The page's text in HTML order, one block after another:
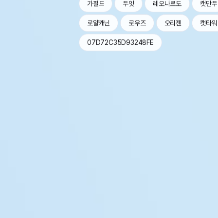
가필드 두잇 레오나르도 캣만두
로얄캐닌 로우즈 오리젠 캣타워
07D72C35D93248FE